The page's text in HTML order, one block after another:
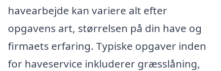
havearbejde kan variere alt efter
opgavens art, størrelsen på din have og
firmaets erfaring. Typiske opgaver inden
for haveservice inkluderer græsslåning,